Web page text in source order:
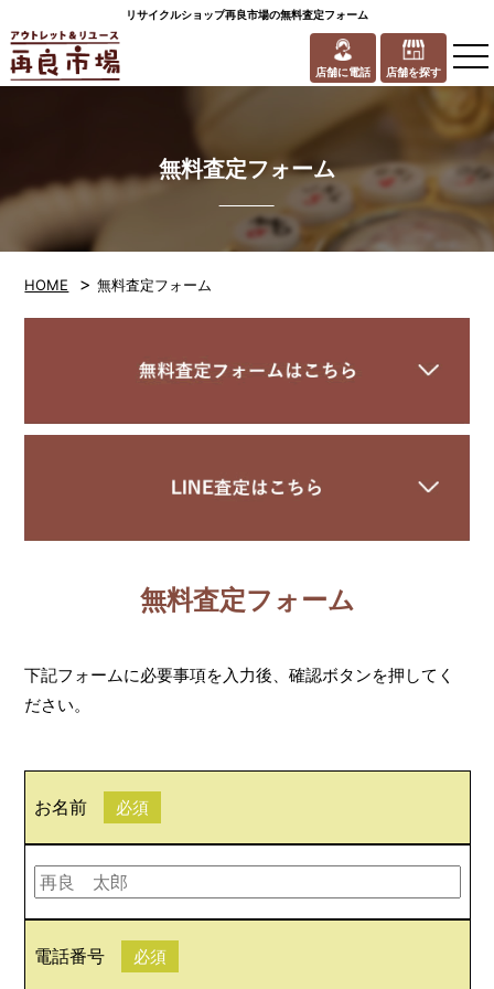
リサイクルショップ再良市場の無料査定フォーム
店舗に電話 店舗を探す
無料査定フォーム
HOME >無料査定フォーム
無料査定フォーム
下記フォームに必要事項を入力後、確認ボタンを押してく
ださい。
お名前 必須
電話番号 必須